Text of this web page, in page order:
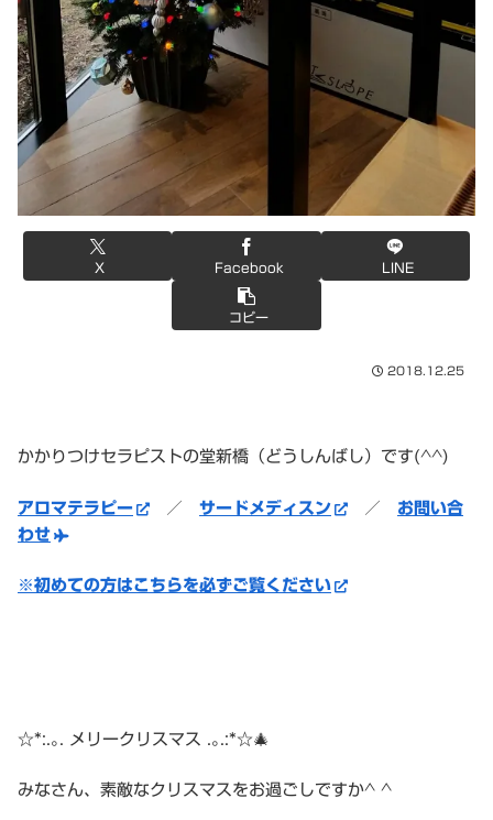
X Facebook LINE
コピー
2018.12.25
かかりつけセラピストの堂新橋（どうしんばし）です(^^)
アロマテラピー ／ サードメディスン ／ お問い合
わせ
※初めての方はこちらを必ずご覧ください
☆*:.｡. メリークリスマス .｡.:*☆🎄
みなさん、素敵なクリスマスをお過ごしですか^ ^